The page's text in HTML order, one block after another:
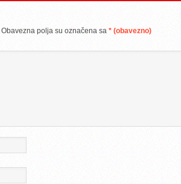
Obavezna polja su označena sa * (obavezno)